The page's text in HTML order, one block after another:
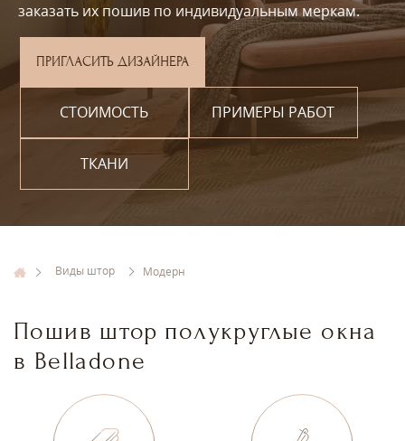
заказать их пошив по индивидуальным меркам.
ПРИГЛАСИТЬ ДИЗАЙНЕРА
СТОИМОСТЬ ПРИМЕРЫ РАБОТ
ТКАНИ
Виды штор Модерн
Пошив штор полукруглые окна
в Belladone